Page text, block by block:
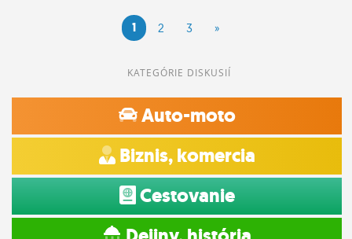
1 2 3 »
KATEGÓRIE DISKUSIÍ
Auto-moto
Biznis, komercia
Cestovanie